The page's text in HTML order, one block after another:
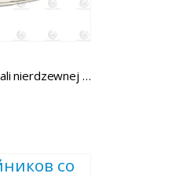
Czajnik do wody z gwizdkiem ze stali nierdzewnej CW-T052